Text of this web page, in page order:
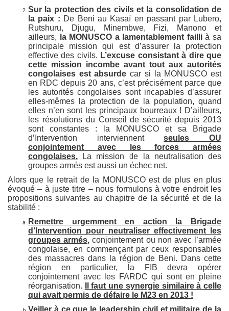
Sur la protection des civils et la consolidation de
la paix : De Beni au Kasaï en passant par Lubero,
Rutshuru, Djugu, Minembwe, Fizi, Manono et
ailleurs,
la MONUSCO a lamentablement faillià sa
principale mission qui est d’assurer la protection
effective des civils. L’excuse consistant à dire que
cette mission incombe avant tout aux autorités
congolaises est absurde car si la MONUSCO est
en RDC depuis 20 ans, c’est précisément parce que
les autorités congolaises sont incapables d’assurer
elles-mêmes la protection de la population, quand
elles n’en sont les principaux bourreaux ! D’ailleurs,
les résolutions du Conseil de sécurité depuis 2013
sont constantes : la MONUSCO et sa Brigade
d’Intervention interviennentseules OU
conjointement avec les forces armées
congolaises. La mission de la neutralisation des
groupes armés est aussi un échec net.
Alors que le retrait de la MONUSCO est de plus en plus
évoqué – à juste titre – nous formulons à votre endroit les
propositions suivantes au chapitre de la sécurité et de la
stabilité :
Remettre urgemment en action
la Brigade
d’Intervention pour neutraliser effectivement les
groupes armés, conjointement ou non avec l’armée
congolaise, en commençant par ceux responsables
des massacres dans la région de Beni. Dans cette
région en particulier, la FIB devra opérer
conjointement avec les FARDC qui sont en pleine
réorganisation.
Il faut une synergie similaire à celle
qui avait permis de défaire le M23 en 2013 !
Veiller à ce que le leadership civil et militaire de la